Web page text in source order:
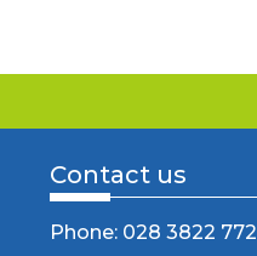
Contact us
Phone: 028 3822